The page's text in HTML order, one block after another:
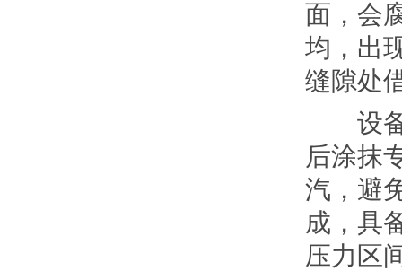
面，会
均，出
缝隙处
设备
后涂抹
汽，避
成，具
压力区